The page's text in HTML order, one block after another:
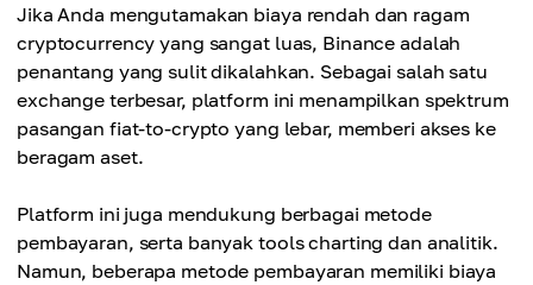
Jika Anda mengutamakan biaya rendah dan ragam
cryptocurrency yang sangat luas, Binance adalah
penantang yang sulit dikalahkan. Sebagai salah satu
exchange terbesar, platform ini menampilkan spektrum
pasangan fiat-to-crypto yang lebar, memberi akses ke
beragam aset.
Platform ini juga mendukung berbagai metode
pembayaran, serta banyak tools charting dan analitik.
Namun, beberapa metode pembayaran memiliki biaya